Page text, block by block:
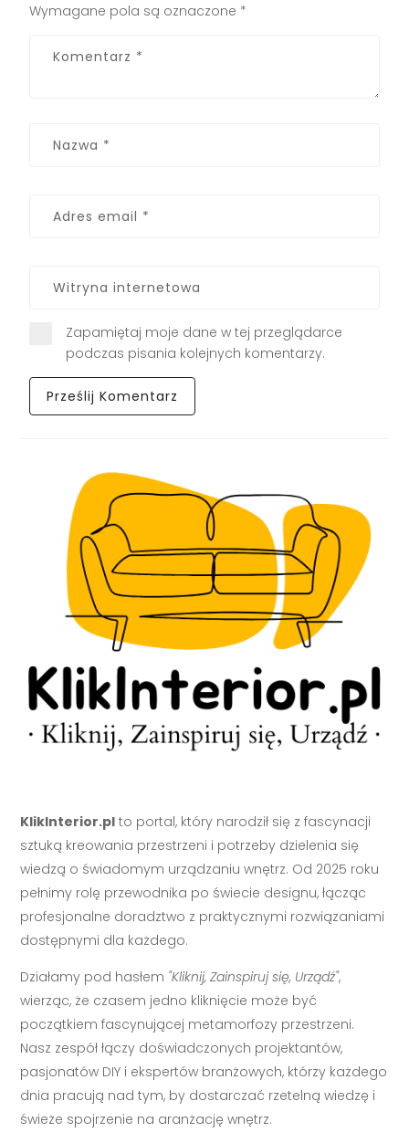
Wymagane pola są oznaczone *
Zapamiętaj moje dane w tej przeglądarce
podczas pisania kolejnych komentarzy.
KlikInterior.pl to portal, który narodził się z fascynacji
sztuką kreowania przestrzeni i potrzeby dzielenia się
wiedzą o świadomym urządzaniu wnętrz. Od 2025 roku
pełnimy rolę przewodnika po świecie designu, łącząc
profesjonalne doradztwo z praktycznymi rozwiązaniami
dostępnymi dla każdego.
Działamy pod hasłem "Kliknij, Zainspiruj się, Urządź",
wierząc, że czasem jedno kliknięcie może być
początkiem fascynującej metamorfozy przestrzeni.
Nasz zespół łączy doświadczonych projektantów,
pasjonatów DIY i ekspertów branżowych, którzy każdego
dnia pracują nad tym, by dostarczać rzetelną wiedzę i
świeże spojrzenie na aranżację wnętrz.